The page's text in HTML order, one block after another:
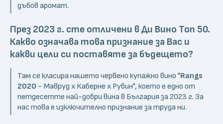
дъбов аромат.
През 2023 г. сте отличени в Ди Вино Топ 50.
Какво означава това признание за Вас и
какви цели си поставяте за бъдещето?
Там се класира нашето червено купажно вино "Rangs
2020 - Мавруд х Каберне х Рубин", което е едно от
петдесетте най-добри вина в България за 2023 г. За
нас това е изключително признание за труда ни.